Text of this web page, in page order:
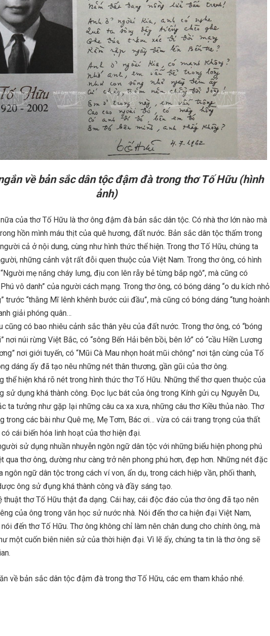
về bản sắc dân tộc đậm đà trong thơ Tố Hữu (hình
ảnh)
của thơ Tố Hữu là thơ ông đậm đà bản sắc dân tộc. Có nhà thơ lớn nào mà
hồn mình máu thịt của quê hương, đất nước. Bản sắc dân tộc thấm trong
cả ở nội dung, cùng như hình thức thể hiện. Trong thơ Tố Hữu, chúng ta
những cảnh vật rất đỗi quen thuộc của Việt Nam. Trong thơ ông, có hình
mẹ nắng cháy lưng, địu con lên rẫy bẻ từng bắp ngô”, mà cũng có
vô danh” của người cách mạng. Trong thơ ông, có bóng dáng “o du kích nhỏ
trước “thằng Mĩ lênh khênh bước cúi đầu”, mà cũng có bóng dáng “tung hoành
giải phóng quân…
cũng có bao nhiêu cảnh sắc thân yêu của đất nước. Trong thơ ông, có “bóng
nơi núi rừng Việt Bắc, có “sông Bến Hải bên bồi, bên lở” có “cầu Hiền Lương
nơi giới tuyến, có “Mũi Cà Mau nhọn hoát mũi chông” nơi tận cùng của Tố
dáng ấy đã tạo nêu những nét thân thương, gần gũi của thơ ông.
thể hiện khá rõ nét trong hình thức thơ Tố Hữu. Những thể thơ quen thuộc của
sử dụng khá thành công. Đọc lục bát của ông trong Kính gửi cụ Nguyễn Du,
ta tưởng như gặp lại những câu ca xa xưa, những câu thơ Kiều thủa nào. Thơ
trong các bài như Quê mẹ, Mẹ Tơm, Bác ơi… vừa có cái trang trọng của thất
cái biến hóa linh hoạt của thơ hiện đại.
sử dụng nhuần nhuyễn ngôn ngữ dân tộc với những biểu hiện phong phú
qua thơ ông, dường như càng trở nên phong phú hơn, đẹp hơn. Những nét đặc
ngôn ngữ dân tộc trong cách ví von, ẩn dụ, trong cách hiệp vần, phối thanh,
ông sử đụng khá thành công và đầy sáng tạo.
thuật thơ Tố Hữu thật đa dạng. Cái hay, cái độc đáo của thơ ông đã tạo nên
của ông trong văn học sử nước nhà. Nói đến thơ ca hiện đại Việt Nam,
đến thơ Tố Hữu. Thơ ông không chỉ làm nên chân dung cho chính ông, mà
một cuốn biên niên sử của thời hiện đại. Vì lẽ ấy, chúng ta tin là thơ ông sẽ
về bản sắc dân tộc đậm đà trong thơ Tố Hữu, các em tham khảo nhé.